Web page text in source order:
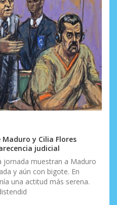
Maduro y Cilia Flores
judicial
jornada muestran a Maduro
y aún con bigote. En
una actitud más serena.